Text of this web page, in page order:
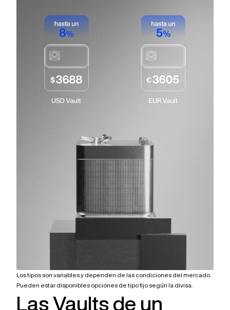
Los tipos son variables y dependen de las condiciones del mercado.
Pueden estar disponibles opciones de tipo fijo según la divisa.
Las Vaults de un